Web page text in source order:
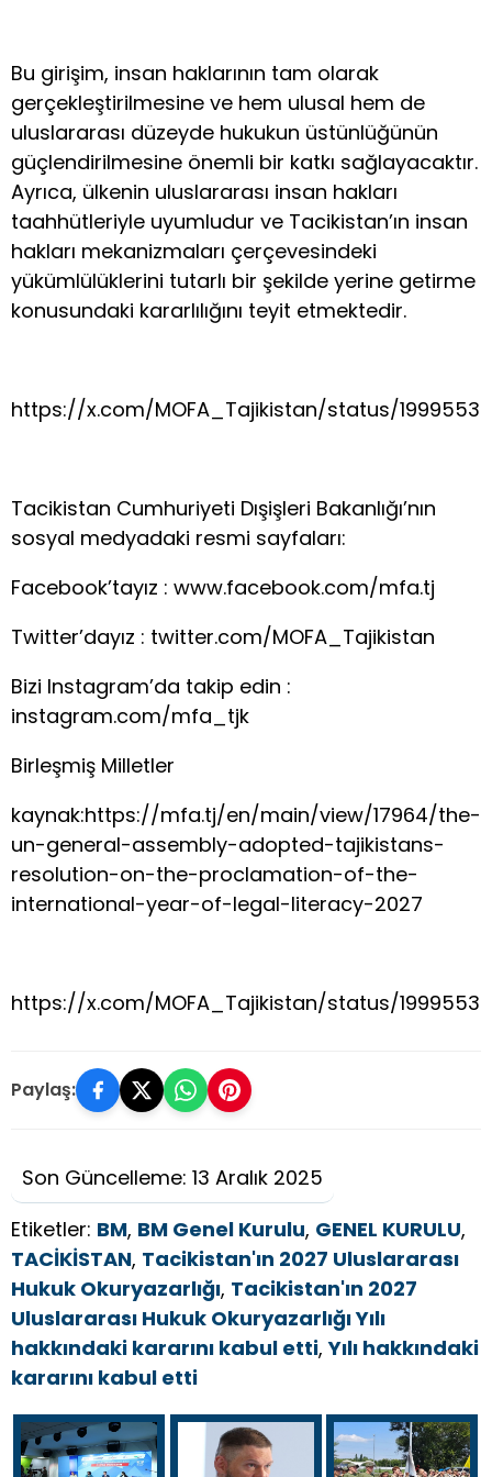
Bu girişim, insan haklarının tam olarak
gerçekleştirilmesine ve hem ulusal hem de
uluslararası düzeyde hukukun üstünlüğünün
güçlendirilmesine önemli bir katkı sağlayacaktır.
Ayrıca, ülkenin uluslararası insan hakları
taahhütleriyle uyumludur ve Tacikistan’ın insan
hakları mekanizmaları çerçevesindeki
yükümlülüklerini tutarlı bir şekilde yerine getirme
konusundaki kararlılığını teyit etmektedir.
https://x.com/MOFA_Tajikistan/status/
Tacikistan Cumhuriyeti Dışişleri Bakanlığı’nın
sosyal medyadaki resmi sayfaları:
Facebook’tayız : www.facebook.com/mfa.tj​
Twitter’dayız : twitter.com/MOFA_Tajikistan​
Bizi Instagram’da takip edin :
instagram.com/mfa_tjk
Birleşmiş Milletler
kaynak:https://mfa.tj/en/main/view/17964/the-
un-general-assembly-adopted-tajikistans-
resolution-on-the-proclamation-of-the-
international-year-of-legal-literacy-2027
https://x.com/MOFA_Tajikistan/status/
Paylaş:
Son Güncelleme: 13 Aralık 2025
Etiketler: BM, BM Genel Kurulu, GENEL KURULU,
TACİKİSTAN, Tacikistan'ın 2027 Uluslararası
Hukuk Okuryazarlığı, Tacikistan'ın 2027
Uluslararası Hukuk Okuryazarlığı Yılı
hakkındaki kararını kabul etti,Yılı hakkındaki
kararını kabul etti